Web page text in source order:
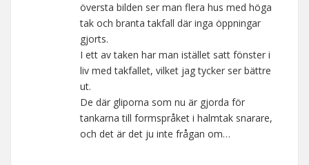
översta bilden ser man flera hus med höga
tak och branta takfall där inga öppningar
gjorts.
I ett av taken har man istället satt fönster i
liv med takfallet, vilket jag tycker ser bättre
ut.
De där gliporna som nu är gjorda för
tankarna till formspråket i halmtak snarare,
och det är det ju inte frågan om…